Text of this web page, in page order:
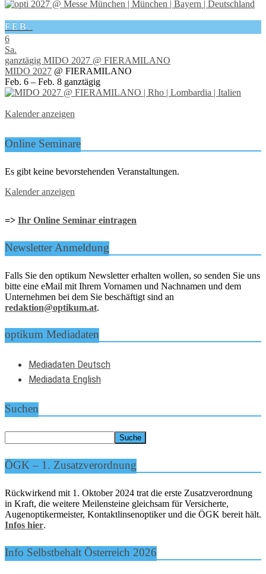
FEB.
6
Sa.
ganztägig MIDO 2027 @ FIERAMILANO
MIDO 2027 @ FIERAMILANO
Feb. 6 – Feb. 8 ganztägig
Kalender anzeigen
Online Seminare
Es gibt keine bevorstehenden Veranstaltungen.
Kalender anzeigen
=> Ihr Online Seminar eintragen
Newsletter Anmeldung
Falls Sie den optikum Newsletter erhalten wollen, so senden Sie uns
bitte eine eMail mit Ihrem Vornamen und Nachnamen und dem
Unternehmen bei dem Sie beschäftigt sind an
redaktion@optikum.at.
optikum Mediadaten
Mediadaten Deutsch
Mediadata English
Suchen
ÖGK – 1. Zusatzverordnung
Rückwirkend mit 1. Oktober 2024 trat die erste Zusatzverordnung
in Kraft, die weitere Meilensteine gleichsam für Versicherte,
Augenoptikermeister, Kontaktlinsenoptiker und die ÖGK bereit hält.
Infos hier.
Info Selbstbehalt Österreich 2026